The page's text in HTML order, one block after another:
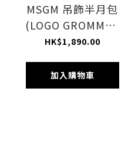
MSGM 吊飾半月包
(LOGO GROMMET
BLACK)
HK$1,890.00
加入購物車